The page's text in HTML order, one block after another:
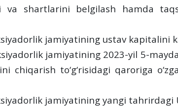
shartlarini belgilash hamda
jamiyatining ustav kapitalini
jamiyatining 2023-yil 5-
chiqarish to‘g‘risidagi qaroriga
jamiyatining yangi tahrirdagi